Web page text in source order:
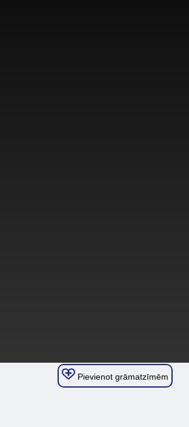
Pievienot grāmatzīmēm